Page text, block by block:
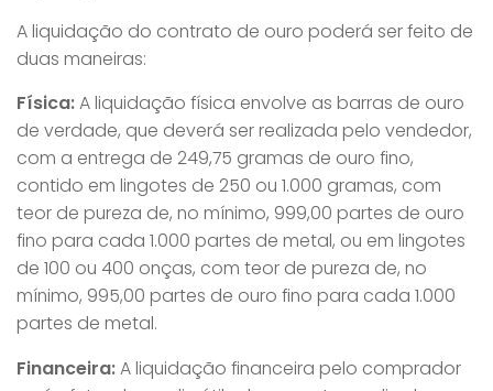
A liquidação do contrato de ouro poderá ser feito de
duas maneiras:
Física:A liquidação física envolve as barras de ouro
de verdade, que deverá ser realizada pelo vendedor,
com a entrega de 249,75 gramas de ouro fino,
contido em lingotes de 250 ou 1.000 gramas, com
teor de pureza de, no mínimo, 999,00 partes de ouro
fino para cada 1.000 partes de metal, ou em lingotes
de 100 ou 400 onças, com teor de pureza de, no
mínimo, 995,00 partes de ouro fino para cada 1.000
partes de metal.
Financeira:A liquidação financeira pelo comprador